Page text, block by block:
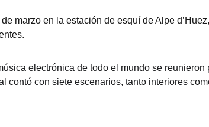
marzo en la estación de esquí de Alpe
electrónica de todo el mundo se
contó con siete escenarios, tanto interiores